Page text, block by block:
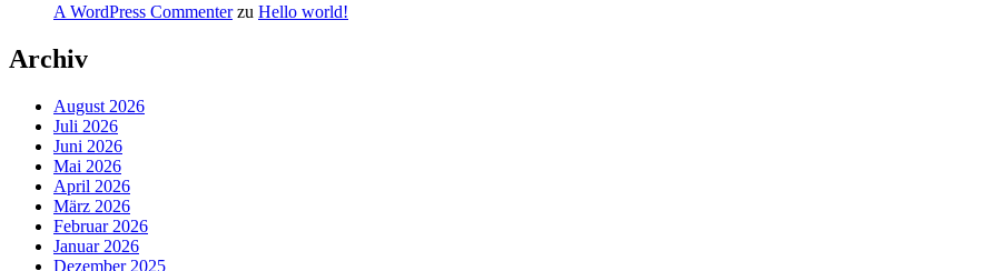
A WordPress Commenterzu Hello world!
Archiv
August 2026
Juli 2026
Juni 2026
Mai 2026
April 2026
März 2026
Februar 2026
Januar 2026
Dezember 2025